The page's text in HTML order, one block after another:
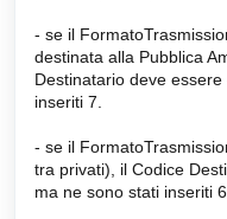
- se il
destinata alla Pubblica
Destinatario deve
inseriti 7.
- se il
tra privati), il Codice
ma ne sono stati inseriti 6.